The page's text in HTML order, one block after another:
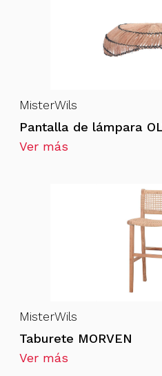
MisterWils
Pantalla de lámpara
Ver más
MisterWils
Taburete MORVEN
Ver más